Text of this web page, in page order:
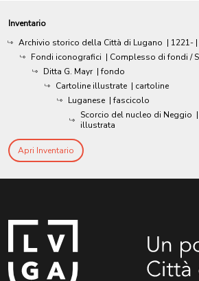
Inventario
Archivio storico della Città di Lugano | 1221-
Fondi iconografici | Complesso di fondi /
Ditta G. Mayr | fondo
Cartoline illustrate | cartoline
Luganese | fascicolo
Scorcio del nucleo di Neggio |
illustrata
Apri Inventario